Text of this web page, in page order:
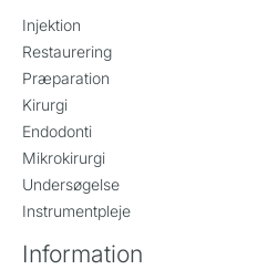
Injektion
Restaurering
Præparation
Kirurgi
Endodonti
Mikrokirurgi
Undersøgelse
Instrumentpleje
Information